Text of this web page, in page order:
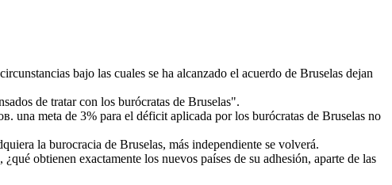
bajo las cuales se ha alcanzado el acuerdo de Bruselas dejan
de tratar con los burócratas de Bruselas".
una meta de 3% para el déficit aplicada por los burócratas de Bruselas no
la burocracia de Bruselas, más independiente se volverá.
¿qué obtienen exactamente los nuevos países de su adhesión, aparte de las